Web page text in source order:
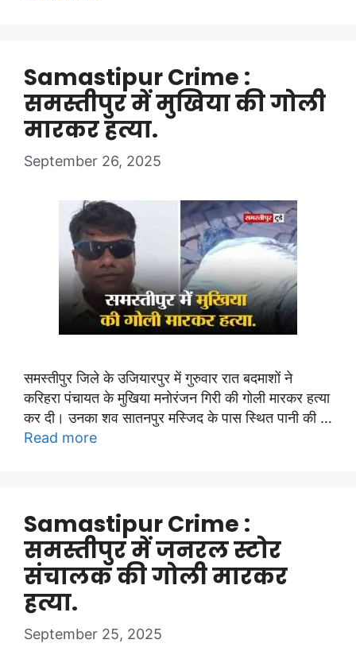
Samastipur Crime :
समस्तीपुर में मुखिया की गोली
मारकर हत्या.
September 26, 2025
समस्तीपुर जिले के उजियारपुर में गुरुवार रात बदमाशों ने
करिहरा पंचायत के मुखिया मनोरंजन गिरी की गोली मारकर हत्या
कर दी। उनका शव सातनपुर मस्जिद के पास स्थित पानी की …
Read more
Samastipur Crime :
समस्तीपुर में जनरल स्टोर
संचालक की गोली मारकर
हत्या.
September 25, 2025